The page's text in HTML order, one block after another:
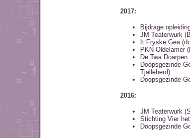
2017:
Bijdrage
JM Teaterwurk
It Fryske Gea
PKN Oldelamer
De Twa
Doopsgezinde
Tjalleberd)
Doopsgezinde
2016:
JM Teaterwurk
Stichting Vier
Doopsgezinde